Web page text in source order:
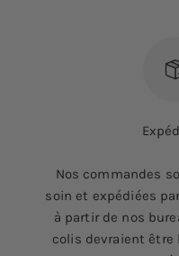
Nos commandes
soin et expédiées
à partir de nos
colis devraient